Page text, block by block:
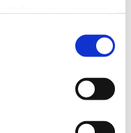
data is processed
and ads, to
och vinsten under
2025 både intäkten och